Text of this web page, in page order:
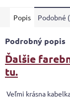
hviezdičiek.
Popis Podobné
Podrobný popis
Ďalšie
tu.
Veľmi krásna